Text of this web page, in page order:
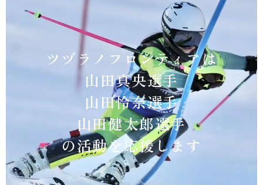
ツヅラノフロンティアは
山田真央選手
山田怜奈選手
山田健太郎選手
の活動を応援します